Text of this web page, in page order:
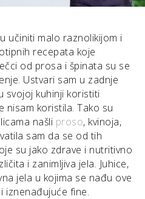
učiniti malo raznolikijom i
recepata koje
od prosa i špinata su se
Ustvari sam u zadnje
svojoj kuhinji koristiti
nisam koristila. Tako su
našli proso, kvinoja,
sam da se od tih
su jako zdrave i nutritivno
i zanimljiva jela. Juhice,
jela u kojima se nađu ove
iznenađujuće fine.